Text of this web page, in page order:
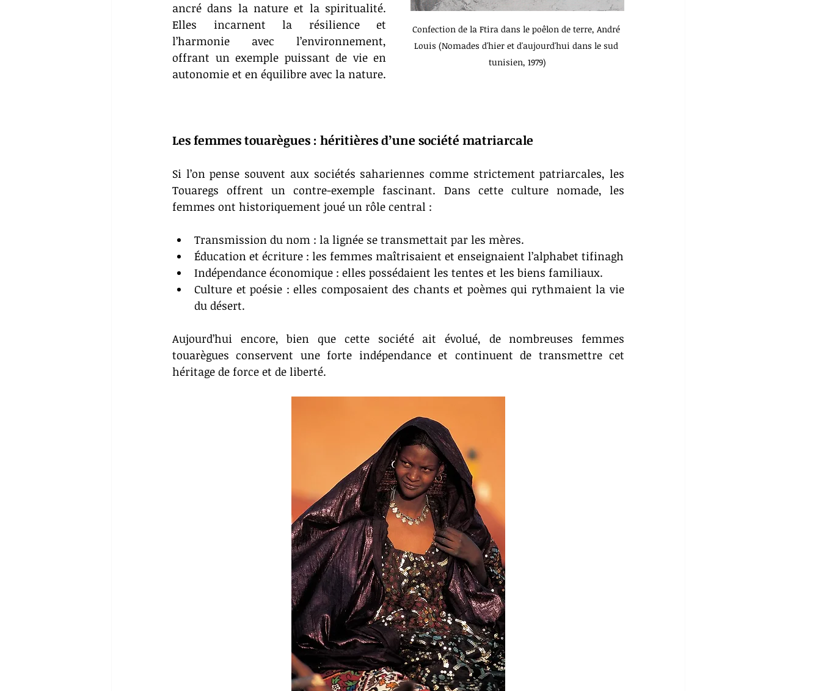
Confection de la Ftira dans le poêlon de terre, André
Louis (Nomades d'hier et d'aujourd'hui dans le sud
tunisien, 1979)
ancré dans la nature et la spiritualité.
Elles incarnent la résilience et
l’harmonie avec l’environnement,
offrant un exemple puissant de vie en
autonomie et en équilibre avec la nature.
Les femmes touarègues : héritières d’une société matriarcale
Si l’on pense souvent aux sociétés sahariennes comme strictement patriarcales, les
Touaregs offrent un contre-exemple fascinant. Dans cette culture nomade, les
femmes ont historiquement joué un rôle central :
Transmission du nom : la lignée se transmettait par les mères.
Éducation et écriture : les femmes maîtrisaient et enseignaient l’alphabet tifinagh
Indépendance économique : elles possédaient les tentes et les biens familiaux.
Culture et poésie : elles composaient des chants et poèmes qui rythmaient la vie
du désert.
Aujourd’hui encore, bien que cette société ait évolué, de nombreuses femmes
touarègues conservent une forte indépendance et continuent de transmettre cet
héritage de force et de liberté.